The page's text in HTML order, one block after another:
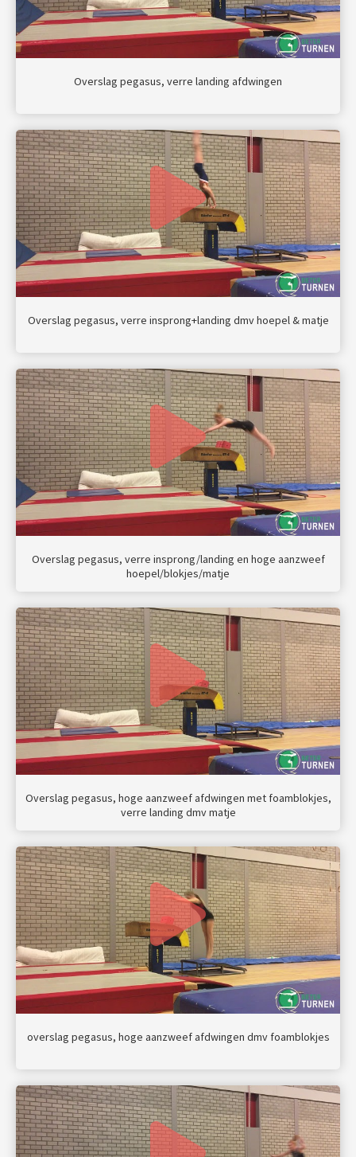
Overslag pegasus, verre landing afdwingen
Overslag pegasus, verre insprong+landing dmv hoepel & matje
Overslag pegasus, verre insprong/landing en hoge aanzweef
hoepel/blokjes/matje
Overslag pegasus, hoge aanzweef afdwingen met foamblokjes,
verre landing dmv matje
overslag pegasus, hoge aanzweef afdwingen dmv foamblokjes